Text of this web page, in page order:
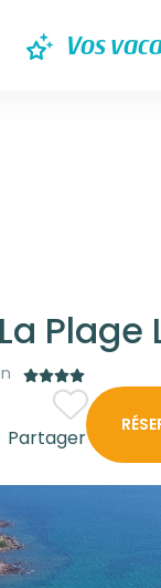
Vos
Plage
Partager